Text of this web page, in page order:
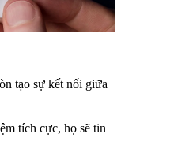
tạo sự kết nối giữa
tích cực, họ sẽ tin